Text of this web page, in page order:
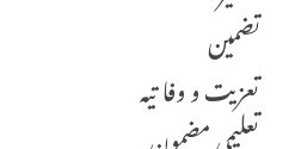
تضمین
تعزیت و وفا تیہ
تعلیمی مضمون